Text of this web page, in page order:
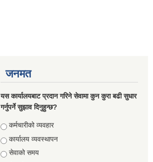
जनमत
यस कार्यालयबाट प्रदान गरिने सेवामा कुन कुरा बढी सुधार
गर्नुपर्ने सुझाव दिनुहुन्छ?
Choices
कर्मचारीको व्यवहार
कार्यालय व्यवस्थापन
सेवाको समय